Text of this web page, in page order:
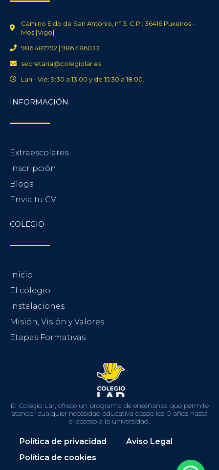
El Colegio Lar, ofrece un programa de enseñanza que permite
atender cualquier necesidad educativa desde los 0 años hasta
el acceso a la universidad.
Política de privacidad
Aviso Legal
Política de cookies
COLEGIO
Inicio
El colegio
Instalaciones
Misión, Visión y Valores
Etapas Formativas
INFORMACIÓN​
Extraescolares
Inscripción
Blogs
Envia tu CV
Camino Eido de San Antonio, nº 3. C.P.: 36416 Puxeiros -
Mos [Vigo]
986 487792 | 986 486033
secretaria@colegiolar.es
Lun - Vie: 9:30 a 13:00 y de 15:30 a 18:00.